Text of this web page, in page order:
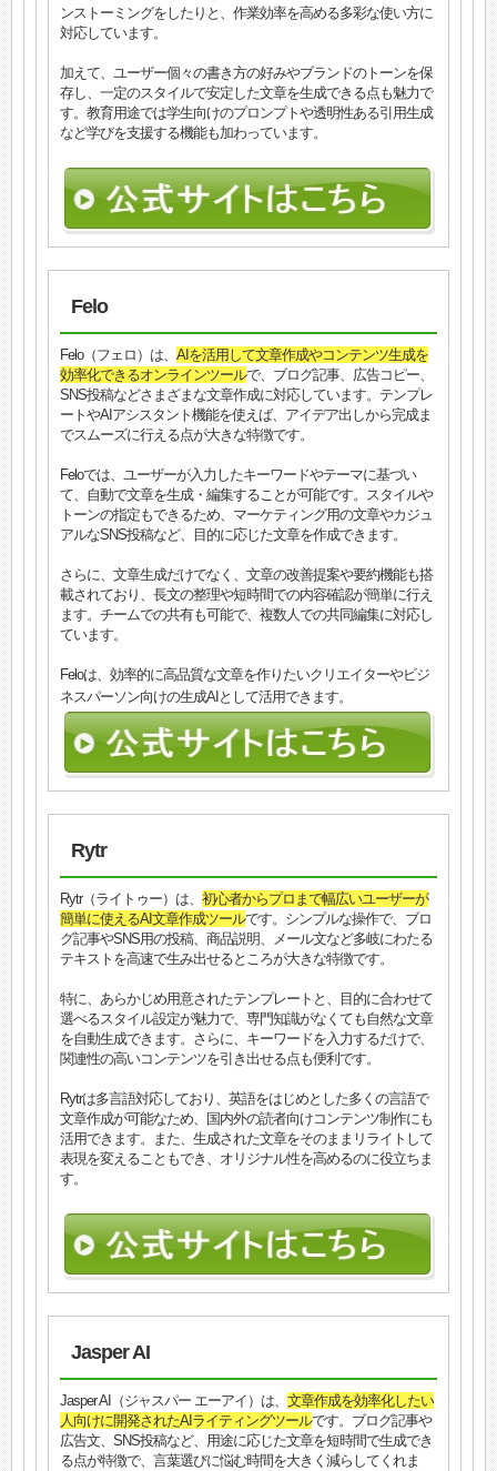
ンストーミングをしたりと、作業効率を高める多彩な使い方に
対応しています。
加えて、ユーザー個々の書き方の好みやブランドのトーンを保
存し、一定のスタイルで安定した文章を生成できる点も魅力で
す。教育用途では学生向けのプロンプトや透明性ある引用生成
など学びを支援する機能も加わっています。
Felo
Felo（フェロ）は、 AIを活用して文章作成やコンテンツ生成を
効率化できるオンラインツールで、ブログ記事、広告コピー、
SNS投稿などさまざまな文章作成に対応しています。テンプレ
ートやAIアシスタント機能を使えば、アイデア出しから完成ま
でスムーズに行える点が大きな特徴です。
Feloでは、ユーザーが入力したキーワードやテーマに基づい
て、自動で文章を生成・編集することが可能です。スタイルや
トーンの指定もできるため、マーケティング用の文章やカジュ
アルなSNS投稿など、目的に応じた文章を作成できます。
さらに、文章生成だけでなく、文章の改善提案や要約機能も搭
載されており、長文の整理や短時間での内容確認が簡単に行え
ます。チームでの共有も可能で、複数人での共同編集に対応し
ています。
Feloは、効率的に高品質な文章を作りたいクリエイターやビジ
ネスパーソン向けの生成AIとして活用できます。
Rytr
Rytr（ライトゥー）は、 初心者からプロまで幅広いユーザーが
簡単に使えるAI文章作成ツールです。シンプルな操作で、ブロ
グ記事やSNS用の投稿、商品説明、メール文など多岐にわたる
テキストを高速で生み出せるところが大きな特徴です。
特に、あらかじめ用意されたテンプレートと、目的に合わせて
選べるスタイル設定が魅力で、専門知識がなくても自然な文章
を自動生成できます。さらに、キーワードを入力するだけで、
関連性の高いコンテンツを引き出せる点も便利です。
Rytrは多言語対応しており、英語をはじめとした多くの言語で
文章作成が可能なため、国内外の読者向けコンテンツ制作にも
活用できます。また、生成された文章をそのままリライトして
表現を変えることもでき、オリジナル性を高めるのに役立ちま
す。
Jasper AI
Jasper AI（ジャスパー エーアイ）は、 文章作成を効率化したい
人向けに開発されたAIライティングツールです。ブログ記事や
広告文、SNS投稿など、用途に応じた文章を短時間で生成でき
る点が特徴で、言葉選びに悩む時間を大きく減らしてくれま